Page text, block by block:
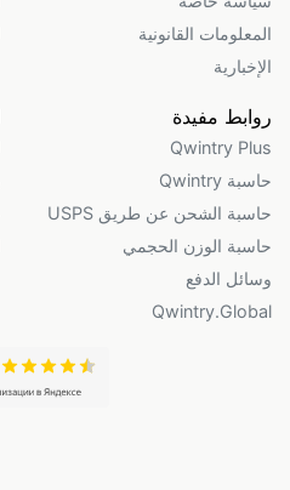
المعلومات القانونية
الإخبارية
روابط مفيدة
Qwintry Plus
حاسبة Qwintry
حاسبة الشحن عن طريق USPS
حاسبة الوزن الحجمي
وسائل الدفع
Qwintry.Global